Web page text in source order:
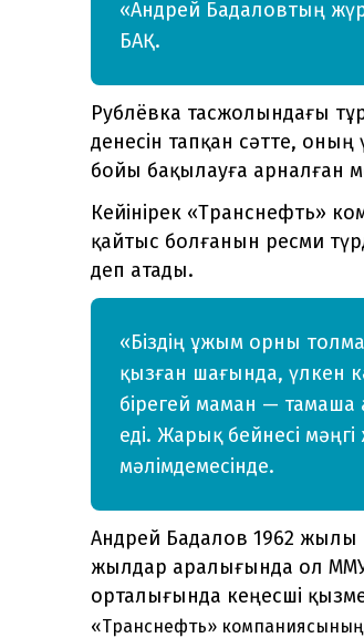
«Андрей Бадаловтың
БАҚ.
Рублёвка тасжолындағы
денесін тапқан сәтте, оның
бойы бақылауға арналған
Кейінірек «Транснефть»
қайтыс болғанын ресми
деп атады.
«Біздің ұжым орны
қызған шағында, үлкен
бірегей маман — тамаша
еді. Жарық бейнесі
мәлімдемесінде.
Андрей Бадалов 1962 жылы
жылдар аралығында ол
орталығында кеңесші
«Транснефть»